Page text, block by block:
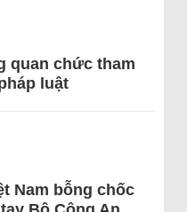
quan chức tham
luật
Nam bỗng chốc